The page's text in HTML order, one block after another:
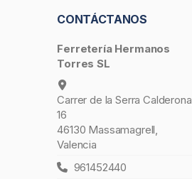
CONTÁCTANOS
Ferretería Hermanos
Torres SL
Carrer de la Serra Calderona,
16
46130 Massamagrell,
Valencia
961452440